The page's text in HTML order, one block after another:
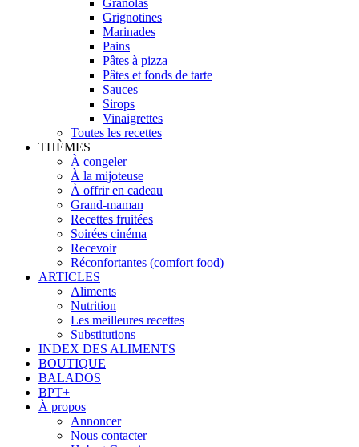
Granolas
Grignotines
Marinades
Pains
Pâtes à pizza
Pâtes et fonds de tarte
Sauces
Sirops
Vinaigrettes
Toutes les recettes
THÈMES
À congeler
À la mijoteuse
À offrir en cadeau
Grand-maman
Recettes fruitées
Soirées cinéma
Recevoir
Réconfortantes (comfort food)
ARTICLES
Aliments
Nutrition
Les meilleures recettes
Substitutions
INDEX DES ALIMENTS
BOUTIQUE
BALADOS
BPT+
À propos
Annoncer
Nous contacter